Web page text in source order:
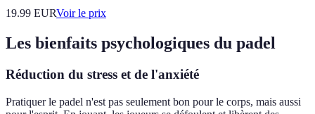
19.99 EURVoir le prix
Les bienfaits psychologiques du padel
Réduction du stress et de l'anxiété
Pratiquer le padel n'est pas seulement bon pour le corps, mais aussi